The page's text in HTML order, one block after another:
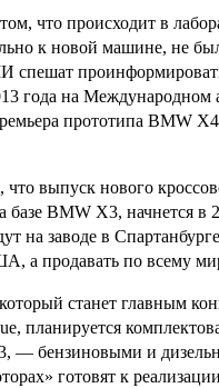
что происходит в
к новой машине, не
спешат
года на Международном
прототипа BMW
что выпуск нового
базе BMW X3, начнется в
на заводе в
а продавать по всему
станет главным
планируется
— бензиновыми и
готовят к